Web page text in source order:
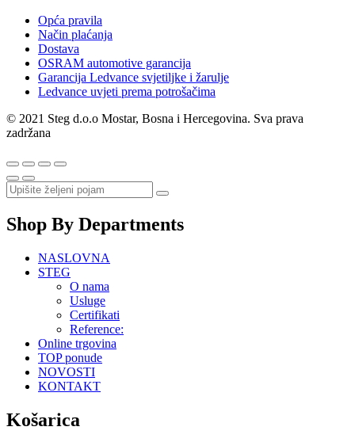
Opća pravila
Način plaćanja
Dostava
OSRAM automotive garancija
Garancija Ledvance svjetiljke i žarulje
Ledvance uvjeti prema potrošačima
© 2021 Steg d.o.o Mostar, Bosna i Hercegovina. Sva prava
zadržana
Shop By Departments
NASLOVNA
STEG
O nama
Usluge
Certifikati
Reference:
Online trgovina
TOP ponude
NOVOSTI
KONTAKT
Košarica